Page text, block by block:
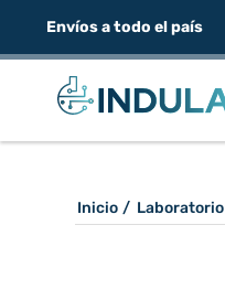
Envíos a todo el país
Inicio / Laboratorio